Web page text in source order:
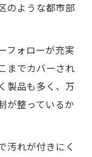
のような都市部
フォローが充実
までカバーされ
製品も多く、万
が整っているか
汚れが付きにく